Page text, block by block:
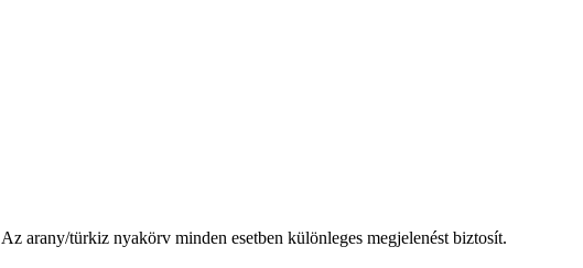
arany/türkiz nyakörv minden esetben különleges megjelenést biztosít.